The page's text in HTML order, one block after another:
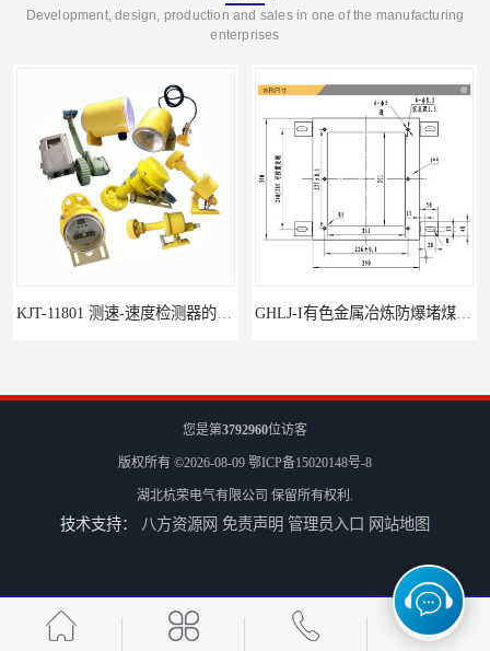
Development, design, production and sales in one of the manufacturing
enterprises
GCDH-W 皮带打滑开关在港口码头的应用
您是第3792960位访客
版权所有 ©2026-08-09 鄂ICP备15020148号-8
湖北杭荣电气有限公司 保留所有权利.
技术支持： 八方资源网 免责声明 管理员入口 网站地图